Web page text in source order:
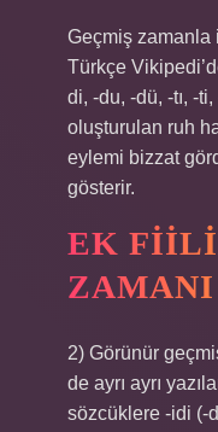
Geçmiş
Türkçe
di, -du, -dü, -tı, -
oluşturulan ruh
eylemi bizzat
gösterir.
EK
2) Görünür
de ayrı ayrı
sözcüklere -idi (-